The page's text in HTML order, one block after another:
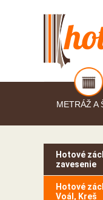
METRÁŽ A
Hotové
zavesenie
Hotové
Voál, Kreš